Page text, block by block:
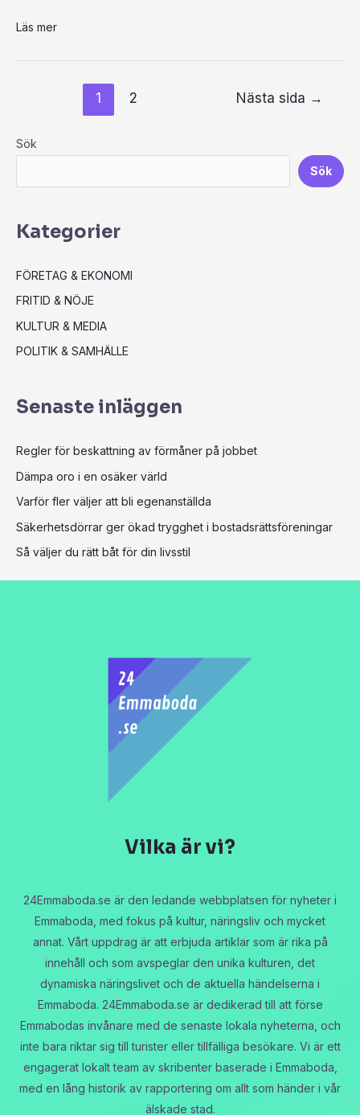
Läs mer
1 2 Nästa sida →
Sök
Sök
Kategorier
FÖRETAG & EKONOMI
FRITID & NÖJE
KULTUR & MEDIA
POLITIK & SAMHÄLLE
Senaste inläggen
Regler för beskattning av förmåner på jobbet
Dämpa oro i en osäker värld
Varför fler väljer att bli egenanställda
Säkerhetsdörrar ger ökad trygghet i bostadsrättsföreningar
Så väljer du rätt båt för din livsstil
Vilka är vi?
24Emmaboda.se är den ledande webbplatsen för nyheter i
Emmaboda, med fokus på kultur, näringsliv och mycket
annat. Vårt uppdrag är att erbjuda artiklar som är rika på
innehåll och som avspeglar den unika kulturen, det
dynamiska näringslivet och de aktuella händelserna i
Emmaboda. 24Emmaboda.se är dedikerad till att förse
Emmabodas invånare med de senaste lokala nyheterna, och
inte bara riktar sig till turister eller tillfälliga besökare. Vi är ett
engagerat lokalt team av skribenter baserade i Emmaboda,
med en lång historik av rapportering om allt som händer i vår
älskade stad.